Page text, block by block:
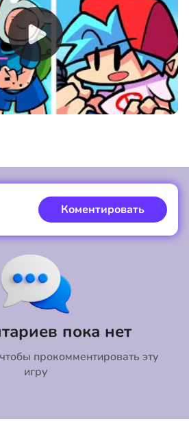
пока нет
прокомментировать эту
игру
Коментировать
Коментировать